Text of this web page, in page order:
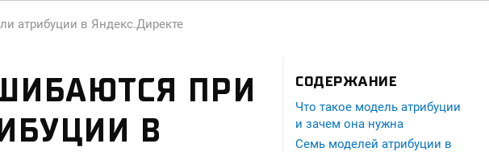
атрибуции в Яндекс.Директе
ПРИ
В
СОДЕРЖАНИЕ
Что такое модель атрибуции
и зачем она нужна
Семь моделей атрибуции в